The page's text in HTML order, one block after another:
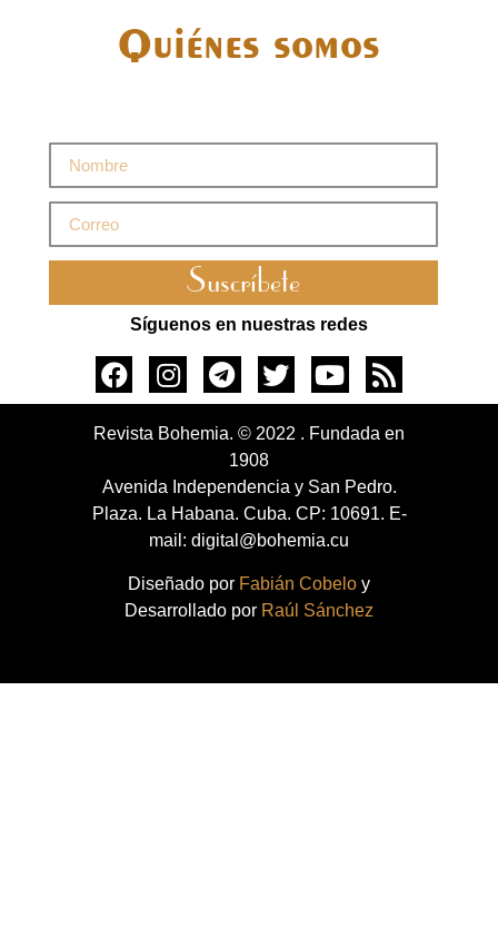
Quiénes somos
Suscríbete
Síguenos en nuestras redes
Revista Bohemia. © 2022 . Fundada en
1908
Avenida Independencia y San Pedro.
Plaza. La Habana. Cuba. CP: 10691. E-
mail: digital@bohemia.cu
Diseñado por Fabián Cobelo y
Desarrollado por Raúl Sánchez